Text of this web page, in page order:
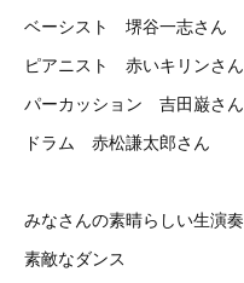
ベーシスト 堺谷一志さん
ピアニスト 赤いキリンさん
パーカッション 吉田巌さん
ドラム 赤松謙太郎さん
みなさんの素晴らしい生演奏
素敵なダンス